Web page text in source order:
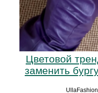
Цветовой
заменить